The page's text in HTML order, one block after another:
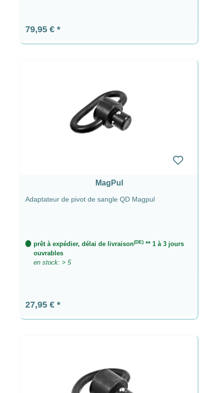
Prix régulier :
79,95 €
MagPul
Adaptateur de pivot de sangle QD Magpul
prêt à expédier, délai de livraison(DE) ** 1 à 3 jours
ouvrables
en stock: > 5
Prix régulier :
27,95 €